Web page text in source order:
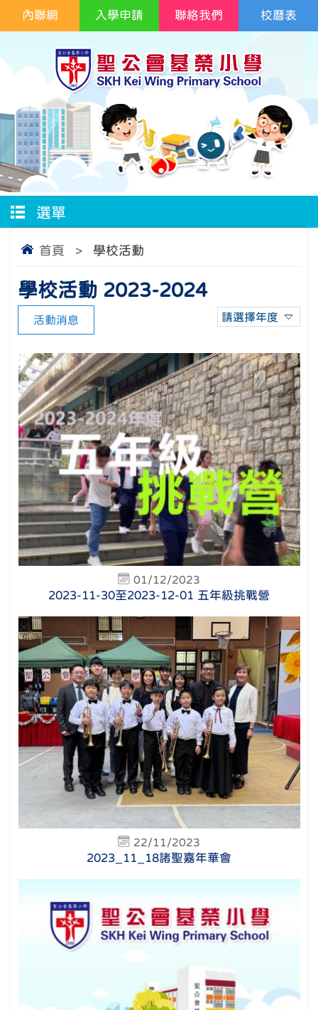
校曆表
內聯網 入學申請 聯絡我們
選單
首頁 > 學校活動
學校活動 2023-2024
請選擇年度
活動消息
01/12/2023
2023-11-30至2023-12-01 五年級挑戰營
22/11/2023
2023_11_18諸聖嘉年華會